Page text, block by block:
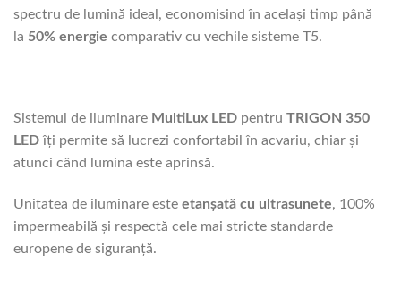
spectru de lumină ideal, economisind în același timp până
la 50% energie comparativ cu vechile sisteme T5.
Sistemul de iluminare MultiLux LED pentru TRIGON 350
LED îți permite să lucrezi confortabil în acvariu, chiar și
atunci când lumina este aprinsă.
Unitatea de iluminare este etanșată cu ultrasunete, 100%
impermeabilă și respectă cele mai stricte standarde
europene de siguranță.